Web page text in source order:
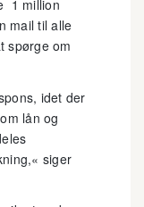
1 million
mail til alle
spørge om
idet der
lån og
siger